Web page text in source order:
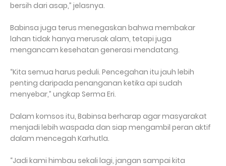
bersih dari asap,” jelasnya.
Babinsa juga terus menegaskan bahwa membakar
lahan tidak hanya merusak alam, tetapi juga
mengancam kesehatan generasi mendatang.
“Kita semua harus peduli. Pencegahan itu jauh lebih
penting daripada penanganan ketika api sudah
menyebar,” ungkap Serma Eri.
Dalam komsos itu, Babinsa berharap agar masyarakat
menjadi lebih waspada dan siap mengambil peran aktif
dalam mencegah Karhutla.
“Jadi kami himbau sekali lagi, jangan sampai kita